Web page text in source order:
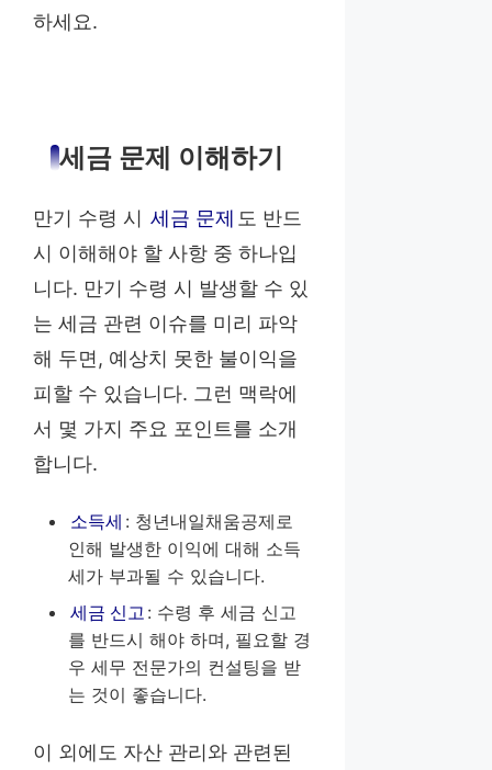
하세요.
세금 문제 이해하기
만기 수령 시 세금 문제 도 반드
시 이해해야 할 사항 중 하나입
니다. 만기 수령 시 발생할 수 있
는 세금 관련 이슈를 미리 파악
해 두면, 예상치 못한 불이익을
피할 수 있습니다. 그런 맥락에
서 몇 가지 주요 포인트를 소개
합니다.
소득세 : 청년내일채움공제로
인해 발생한 이익에 대해 소득
세가 부과될 수 있습니다.
세금 신고 : 수령 후 세금 신고
를 반드시 해야 하며, 필요할 경
우 세무 전문가의 컨설팅을 받
는 것이 좋습니다.
이 외에도 자산 관리와 관련된